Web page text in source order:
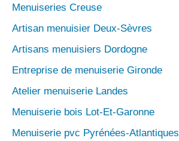
Menuiseries Creuse
Artisan menuisier Deux-Sèvres
Artisans menuisiers Dordogne
Entreprise de menuiserie Gironde
Atelier menuiserie Landes
Menuiserie bois Lot-Et-Garonne
Menuiserie pvc Pyrénées-Atlantiques